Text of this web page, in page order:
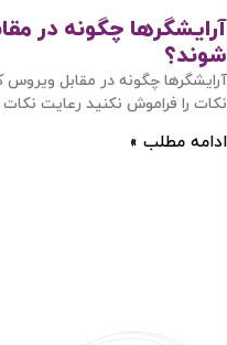
آرایشگرها چگونه در
شوند؟
آرایشگرها چگونه در مقابل ویروس
نکات را فراموش نکنید رعایت
ادامه مطلب »